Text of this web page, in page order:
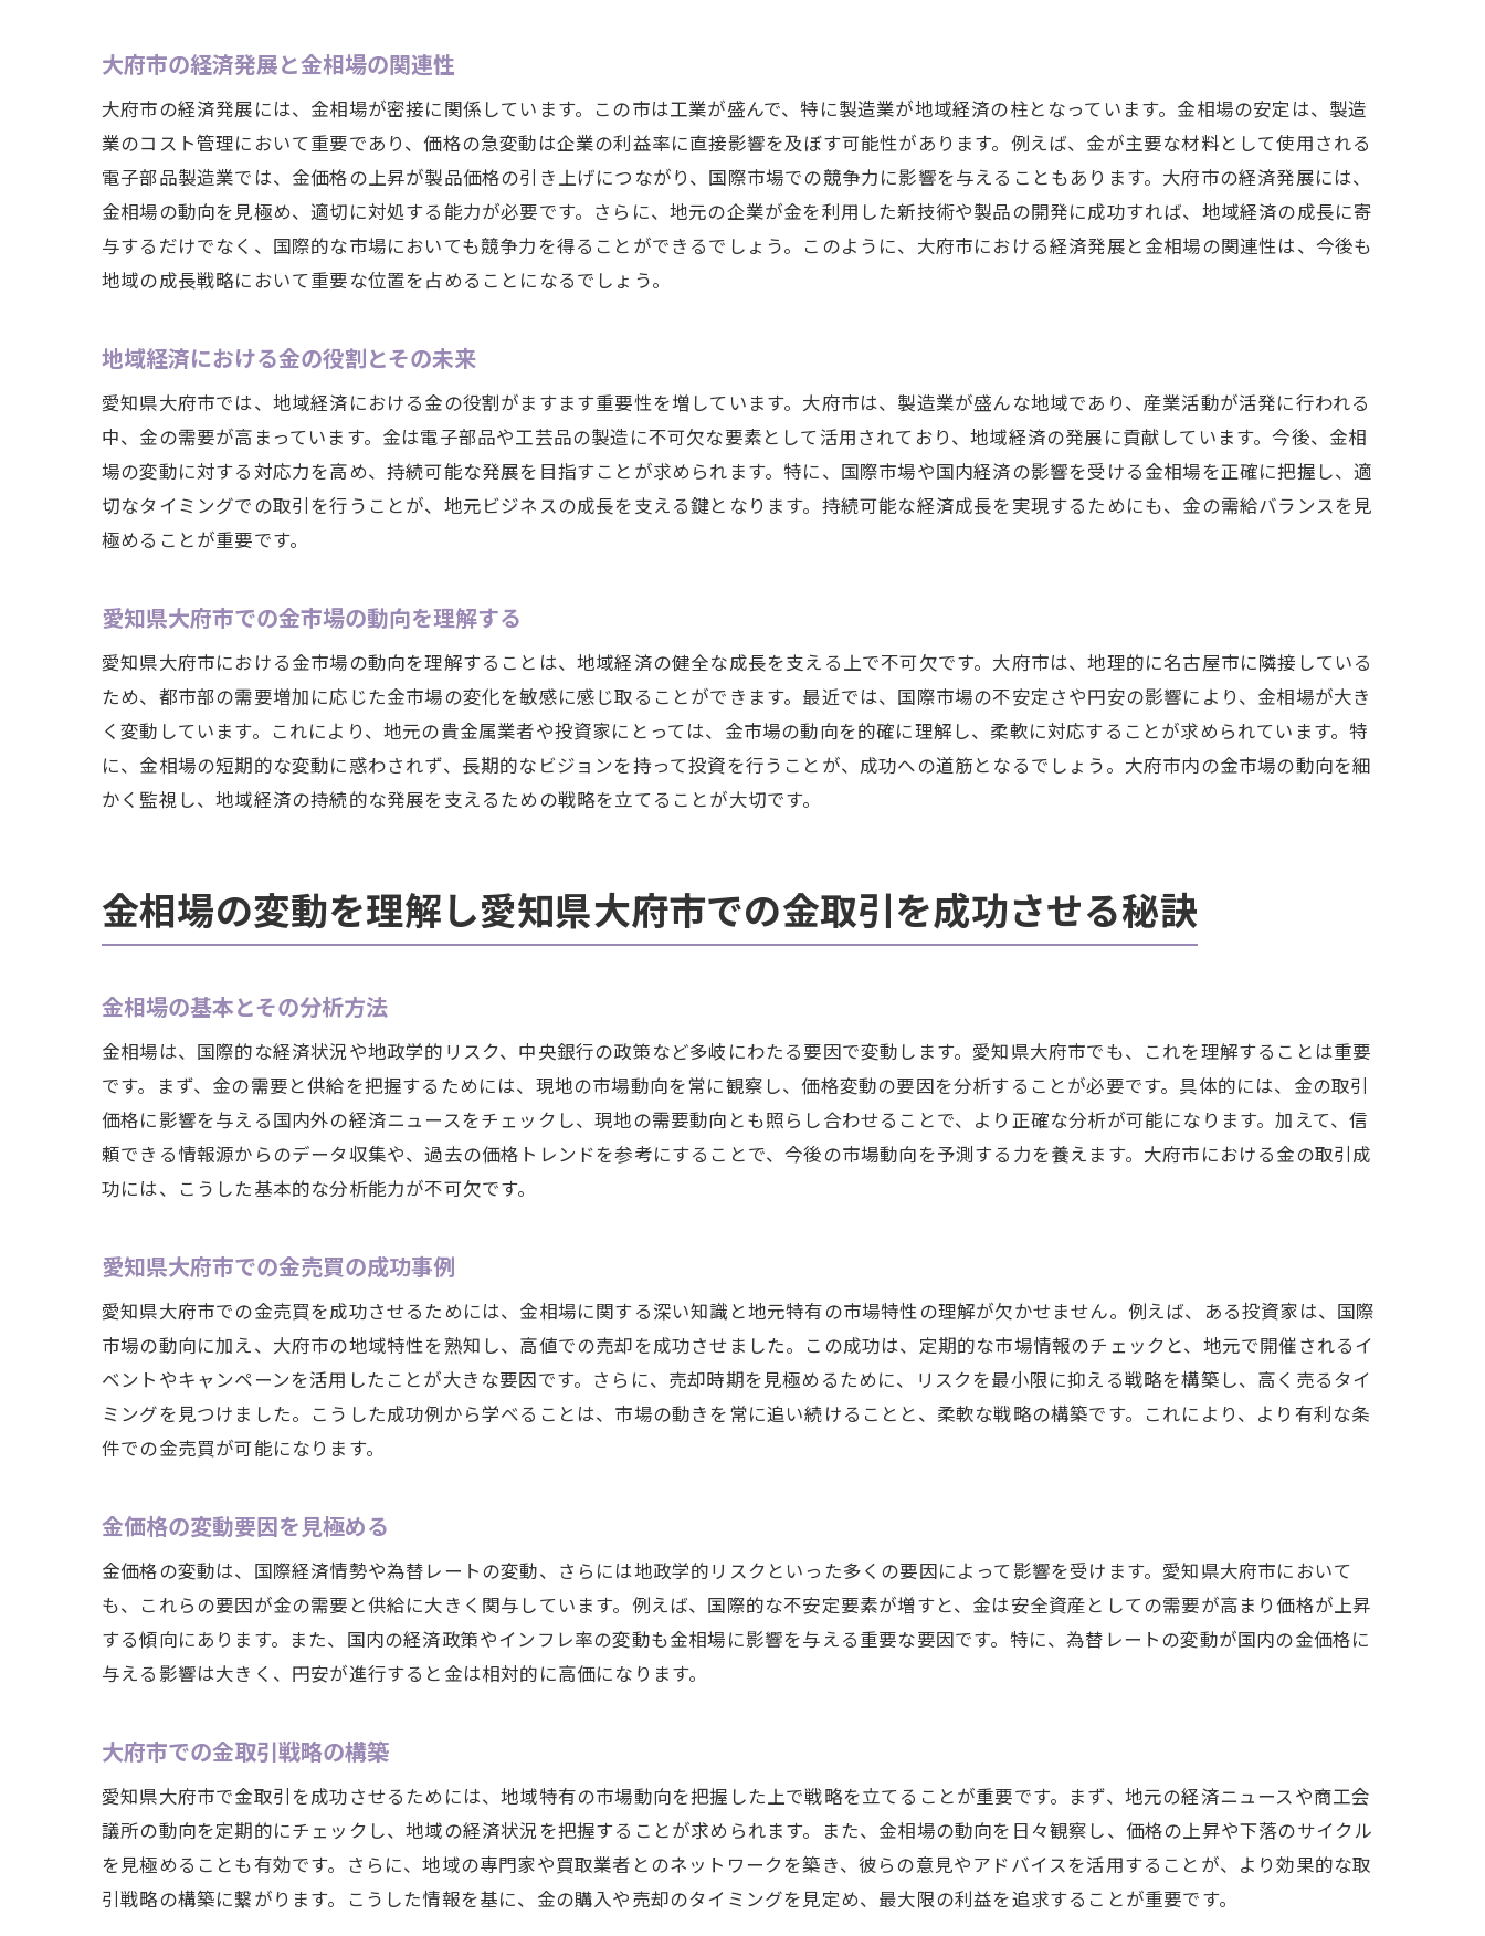
今後の金取引市場の展望と予測
地域市場の特性とその影響
大府市における金市場の競争状況
金市場の成長を支える要因
未来の大府市金市場の可能性
金価格の変動が愛知県大府市の経済に与える直接的な影響とは
金価格の上下が消費者心理に及ぼす影響
企業活動における金価格の影響
金相場変動に対する地元経済の適応
金価格と大府市の経済安定性
過去のトレンドが示す未来の金市場
大府市で注目すべき金相場の変動
地元経済と金相場の相互関係を解明する
トレンド予測に基づく投資戦略
供給バランス変化の地域的影響
新しい経済指標としての金市場
需給バランスが示す投資機会
大府市の経済発展と金相場の関連性
大府市の経済発展には、金相場が密接に関係しています。この市は工業が盛んで、特に製造業が地域経済の柱となっています。金相場の安定は、製造
業のコスト管理において重要であり、価格の急変動は企業の利益率に直接影響を及ぼす可能性があります。例えば、金が主要な材料として使用される
電子部品製造業では、金価格の上昇が製品価格の引き上げにつながり、国際市場での競争力に影響を与えることもあります。大府市の経済発展には、
金相場の動向を見極め、適切に対処する能力が必要です。さらに、地元の企業が金を利用した新技術や製品の開発に成功すれば、地域経済の成長に寄
与するだけでなく、国際的な市場においても競争力を得ることができるでしょう。このように、大府市における経済発展と金相場の関連性は、今後も
地域の成長戦略において重要な位置を占めることになるでしょう。
地域経済における金の役割とその未来
愛知県大府市では、地域経済における金の役割がますます重要性を増しています。大府市は、製造業が盛んな地域であり、産業活動が活発に行われる
中、金の需要が高まっています。金は電子部品や工芸品の製造に不可欠な要素として活用されており、地域経済の発展に貢献しています。今後、金相
場の変動に対する対応力を高め、持続可能な発展を目指すことが求められます。特に、国際市場や国内経済の影響を受ける金相場を正確に把握し、適
切なタイミングでの取引を行うことが、地元ビジネスの成長を支える鍵となります。持続可能な経済成長を実現するためにも、金の需給バランスを見
極めることが重要です。
愛知県大府市での金市場の動向を理解する
愛知県大府市における金市場の動向を理解することは、地域経済の健全な成長を支える上で不可欠です。大府市は、地理的に名古屋市に隣接している
ため、都市部の需要増加に応じた金市場の変化を敏感に感じ取ることができます。最近では、国際市場の不安定さや円安の影響により、金相場が大き
く変動しています。これにより、地元の貴金属業者や投資家にとっては、金市場の動向を的確に理解し、柔軟に対応することが求められています。特
に、金相場の短期的な変動に惑わされず、長期的なビジョンを持って投資を行うことが、成功への道筋となるでしょう。大府市内の金市場の動向を細
かく監視し、地域経済の持続的な発展を支えるための戦略を立てることが大切です。
金相場の変動を理解し愛知県大府市での金取引を成功させる秘訣
金相場の基本とその分析方法
金相場は、国際的な経済状況や地政学的リスク、中央銀行の政策など多岐にわたる要因で変動します。愛知県大府市でも、これを理解することは重要
です。まず、金の需要と供給を把握するためには、現地の市場動向を常に観察し、価格変動の要因を分析することが必要です。具体的には、金の取引
価格に影響を与える国内外の経済ニュースをチェックし、現地の需要動向とも照らし合わせることで、より正確な分析が可能になります。加えて、信
頼できる情報源からのデータ収集や、過去の価格トレンドを参考にすることで、今後の市場動向を予測する力を養えます。大府市における金の取引成
功には、こうした基本的な分析能力が不可欠です。
愛知県大府市での金売買の成功事例
愛知県大府市での金売買を成功させるためには、金相場に関する深い知識と地元特有の市場特性の理解が欠かせません。例えば、ある投資家は、国際
市場の動向に加え、大府市の地域特性を熟知し、高値での売却を成功させました。この成功は、定期的な市場情報のチェックと、地元で開催されるイ
ベントやキャンペーンを活用したことが大きな要因です。さらに、売却時期を見極めるために、リスクを最小限に抑える戦略を構築し、高く売るタイ
ミングを見つけました。こうした成功例から学べることは、市場の動きを常に追い続けることと、柔軟な戦略の構築です。これにより、より有利な条
件での金売買が可能になります。
金価格の変動要因を見極める
金価格の変動は、国際経済情勢や為替レートの変動、さらには地政学的リスクといった多くの要因によって影響を受けます。愛知県大府市において
も、これらの要因が金の需要と供給に大きく関与しています。例えば、国際的な不安定要素が増すと、金は安全資産としての需要が高まり価格が上昇
する傾向にあります。また、国内の経済政策やインフレ率の変動も金相場に影響を与える重要な要因です。特に、為替レートの変動が国内の金価格に
与える影響は大きく、円安が進行すると金は相対的に高価になります。
大府市での金取引戦略の構築
愛知県大府市で金取引を成功させるためには、地域特有の市場動向を把握した上で戦略を立てることが重要です。まず、地元の経済ニュースや商工会
議所の動向を定期的にチェックし、地域の経済状況を把握することが求められます。また、金相場の動向を日々観察し、価格の上昇や下落のサイクル
を見極めることも有効です。さらに、地域の専門家や買取業者とのネットワークを築き、彼らの意見やアドバイスを活用することが、より効果的な取
引戦略の構築に繋がります。こうした情報を基に、金の購入や売却のタイミングを見定め、最大限の利益を追求することが重要です。